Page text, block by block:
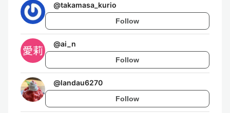
@takamasa_kurio
Follow
@ai_n
Follow
@landau6270
Follow